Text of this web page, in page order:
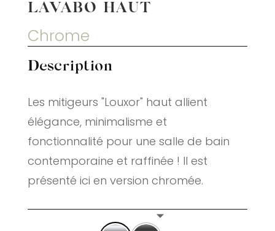
LAVABO HAUT
Chrome
Description
Les mitigeurs "Louxor" haut allient
élégance, minimalisme et
fonctionnalité pour une salle de bain
contemporaine et raffinée ! Il est
présenté ici en version chromée.